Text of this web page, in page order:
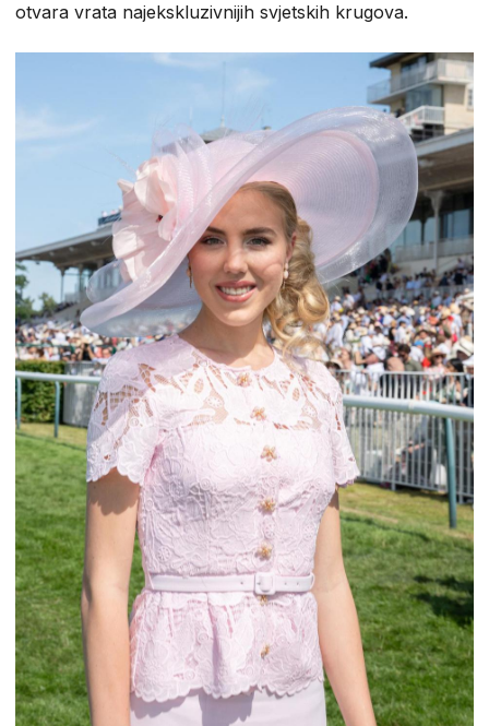
otvara vrata najekskluzivnijih svjetskih krugova.